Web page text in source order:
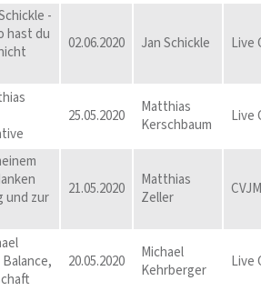
-
hast du
02.06.2020 Jan Schickle Live
25.05.2020
Matthias
Kerschbaum
Live
und zur
21.05.2020
Matthias
Zeller
20.05.2020
Michael
Kehrberger
Live